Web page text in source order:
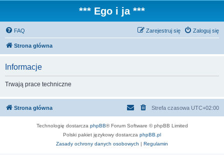
*** Ego i ja ***
FAQ Zaloguj się
Zarejestruj się
Strona główna
Informacje
Trwają prace techniczne
Strona główna Strefa czasowa UTC+02:00
Technologię dostarcza phpBB® Forum Software © phpBB Limited
Polski pakiet językowy dostarcza phpBB.pl
Zasady ochrony danych osobowych | Regulamin